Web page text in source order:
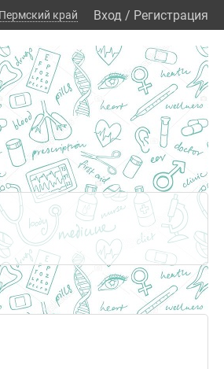
Пермский край Вход / Регистрация